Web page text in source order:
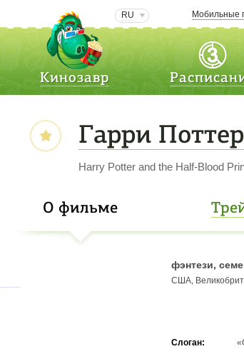
RU Мобильные
Кинозавр
Гарри
Harry Potter and the Half-Blood
О фильме
фэнтези,
США,
Слоган: